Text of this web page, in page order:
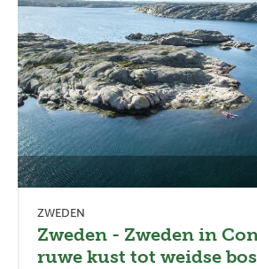
ZWEDEN
Zweden - Zweden in
ruwe kust tot weidse